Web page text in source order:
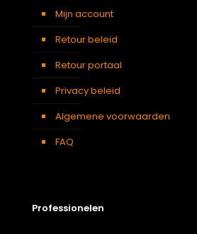
Mijn account
Retour beleid
Retour portaal
Privacy beleid
Algemene voorwaarden
FAQ
Professionelen